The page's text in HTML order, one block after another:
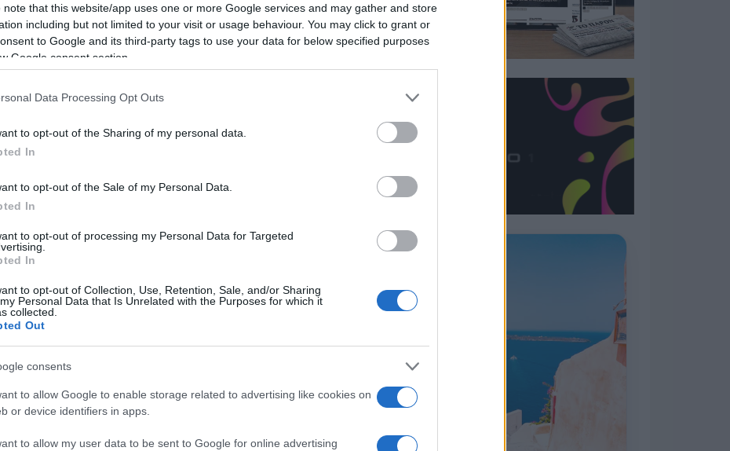
note that this website/app uses one or more Google services and may gather and store
including but not limited to your visit or usage behaviour. You may click to grant or
to Google and its third-party tags to use your data for below specified purposes
Google consent section.
Data Processing Opt Outs
to opt-out of the Sharing of my personal data.
In
to opt-out of the Sale of my Personal Data.
In
to opt-out of processing my Personal Data for Targeted
In
to opt-out of Collection, Use, Retention, Sale, and/or Sharing
Personal Data that Is Unrelated with the Purposes for which it
collected.
Out
consents
to allow Google to enable storage related to advertising like cookies on
or device identifiers in apps.
to allow my user data to be sent to Google for online advertising
Χωνάκι ή κυπελλάκι; Σε αυτά τα 5
είναι…και τα δύο!
τις
– Το kitchen trick που κάθε foodie